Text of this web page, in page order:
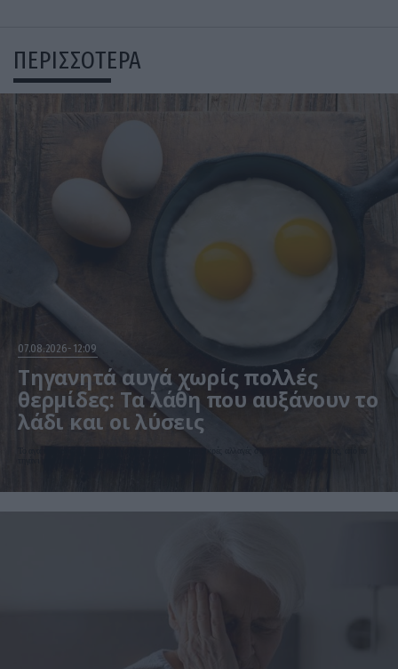
ΠΕΡΙΣΣΟΤΕΡΑ
07.08.2026 12:09
Τηγανητά αυγά χωρίς πολλές
θερμίδες: Τα λάθη που αυξάνουν το
λάδι και οι λύσεις